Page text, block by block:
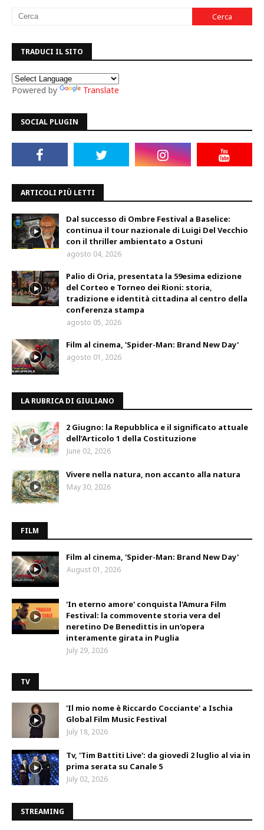
TRADUCI IL SITO
Powered by Translate
SOCIAL PLUGIN
ARTICOLI PIÙ LETTI
Dal successo di Ombre Festival a Baselice:
continua il tour nazionale di Luigi Del Vecchio
con il thriller ambientato a Ostuni
agosto 04, 2026
Palio di Oria, presentata la 59esima edizione
del Corteo e Torneo dei Rioni: storia,
tradizione e identità cittadina al centro della
conferenza stampa
agosto 05, 2026
Film al cinema, 'Spider-Man: Brand New Day'
agosto 01, 2026
LA RUBRICA DI GIULIANO
2 Giugno: la Repubblica e il significato attuale
dell’Articolo 1 della Costituzione
June 02, 2026
Vivere nella natura, non accanto alla natura
May 30, 2026
FILM
Film al cinema, 'Spider-Man: Brand New Day'
August 01, 2026
'In eterno amore' conquista l'Amura Film
Festival: la commovente storia vera del
neretino De Benedittis in un'opera
interamente girata in Puglia
July 29, 2026
TV
'Il mio nome è Riccardo Cocciante' a Ischia
Global Film Music Festival
July 18, 2026
Tv, 'Tim Battiti Live': da giovedì 2 luglio al via in
prima serata su Canale 5
July 02, 2026
STREAMING